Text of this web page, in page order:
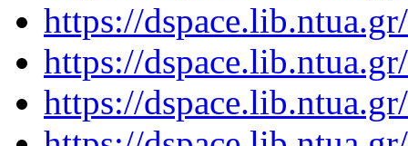
https://
https://
https://